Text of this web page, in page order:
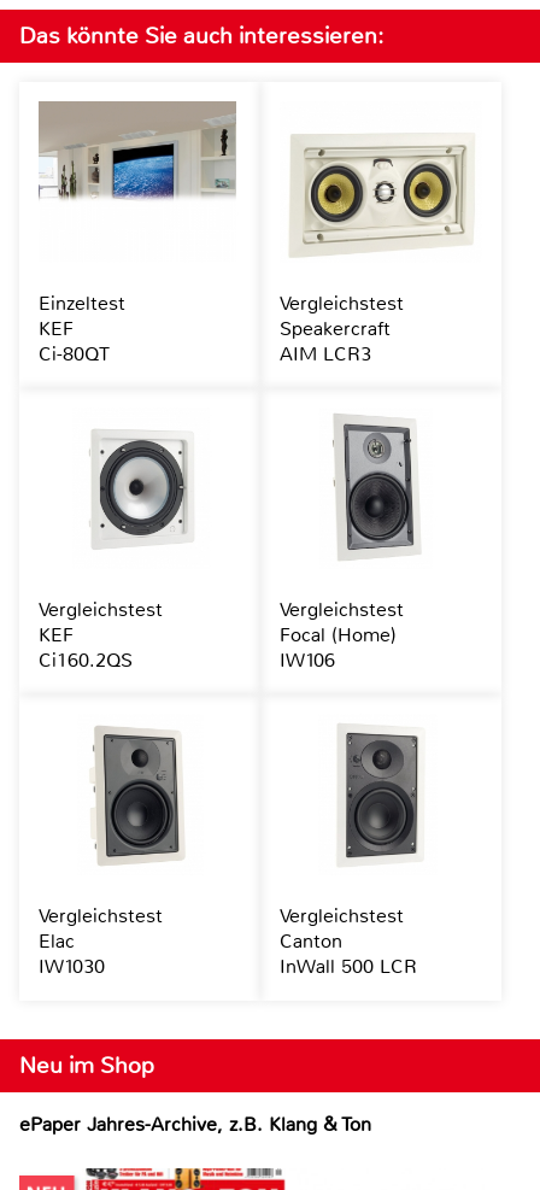
Neu im Shop
ePaper Jahres-Archive, z.B. Klang & Ton
Das könnte Sie auch interessieren:
Einzeltest
KEF
Ci-80QT
Vergleichstest
Speakercraft
AIM LCR3
Vergleichstest
KEF
Ci160.2QS
Vergleichstest
Focal (Home)
IW106
Vergleichstest
Elac
IW1030
Vergleichstest
Canton
InWall 500 LCR